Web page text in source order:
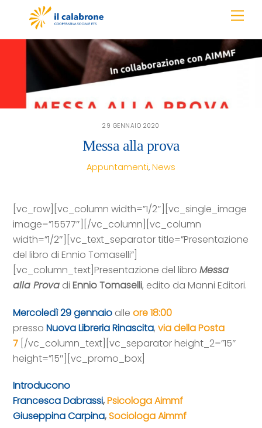
content
29 GENNAIO 2020
Messa alla prova
Appuntamenti, News
[vc_row][vc_column width=”1/2″][vc_single_image
image=”15577″][/vc_column][vc_column
width=”1/2″][vc_text_separator title=”Presentazione
del libro di Ennio Tomaselli”]
[vc_column_text]Presentazione del libroMessa
alla Prova diEnnio Tomaselli, edito da Manni Editori.
Mercoledì 29 gennaio alleore 18:00
pressoNuova Libreria Rinascita,via della Posta
7 [/vc_column_text][vc_separator height_2=”15″
height=”15″][vc_promo_box]
Introducono
Francesca Dabrassi,Psicologa Aimmf
Giuseppina Carpina,Sociologa Aimmf